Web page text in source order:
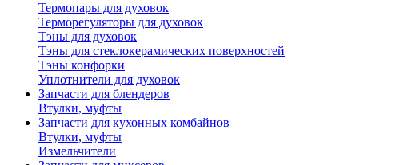
Термопары для духовок
Терморегуляторы для духовок
Тэны для духовок
Тэны для стеклокерамических поверхностей
Тэны конфорки
Уплотнители для духовок
Запчасти для блендеров
Втулки, муфты
Запчасти для кухонных комбайнов
Втулки, муфты
Измельчители